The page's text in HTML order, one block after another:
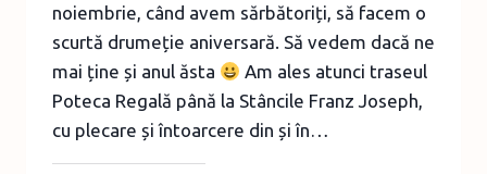
noiembrie, când avem sărbătoriți, să facem o
scurtă drumeție aniversară. Să vedem dacă ne
mai ține și anul ăsta
Am ales atunci traseul
Poteca Regală până la Stâncile Franz Joseph,
cu plecare și întoarcere din și în…